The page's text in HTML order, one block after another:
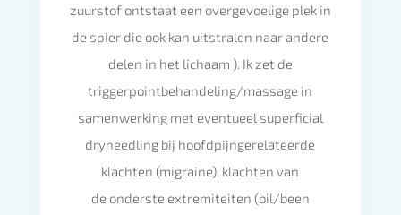
zuurstof ontstaat een overgevoelige plek in
de spier die ook kan uitstralen naar andere
delen in het lichaam ). Ik zet de
triggerpointbehandeling/massage in
samenwerking met eventueel superficial
dryneedling bij hoofdpijngerelateerde
klachten (migraine), klachten van
de onderste extremiteiten (bil/been